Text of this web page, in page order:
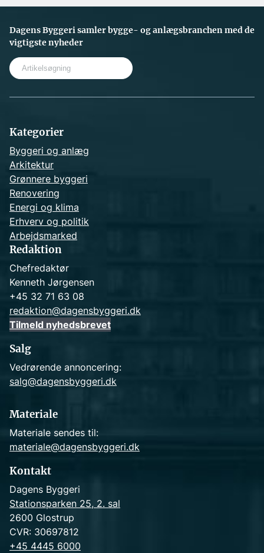
Dagens Byggeri samler bygge- og anlægsbranchen med de
vigtigste nyheder
Kategorier
Byggeri og anlæg
Arkitektur
Grønnere byggeri
Renovering
Energi og klima
Erhverv og politik
Arbejdsmarked
Redaktion
Chefredaktør
Kenneth Jørgensen
+45 32 71 63 08
redaktion@dagensbyggeri.dk
Tilmeld nyhedsbrevet
Salg
Vedrørende annoncering:
salg@dagensbyggeri.dk
Materiale
Materiale sendes til:
materiale@dagensbyggeri.dk
Kontakt
Dagens Byggeri
Stationsparken 25, 2. sal
2600 Glostrup
CVR: 30697812
+45 4445 6000